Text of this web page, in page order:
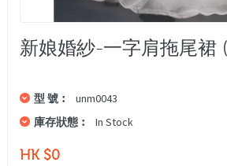
新娘婚紗-一字肩拖尾裙
型 號︰
unm0043
庫存狀態︰
In Stock
HK $0